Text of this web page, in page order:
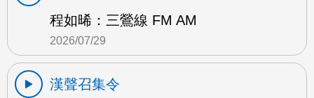
程如晞：三鶯線 FM AM
2026/07/29
漢聲召集令